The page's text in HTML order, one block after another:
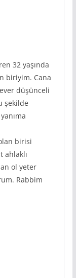
32 yaşında
biriyim. Cana
düşünceli
şekilde
birisi
ahlaklı
ol yeter
Rabbim